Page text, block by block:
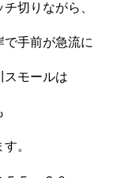
切りながら、
手前が急流に
スモールは
。